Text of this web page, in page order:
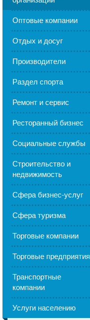
Оптовые компании
Отдых и досуг
Производители
Раздел спорта
Ремонт и сервис
Ресторанный бизнес
Социальные службы
Строительство и
недвижимость
Сфера бизнес-услуг
Сфера туризма
Торговые компании
Торговые предприятия
Транспортные
компании
Услуги населению